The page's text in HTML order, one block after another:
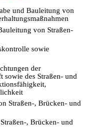
und Bauleitung von
von Straßen-
sowie
der
sowie des Straßen- und
Straßen-, Brücken- und
, Brücken- und